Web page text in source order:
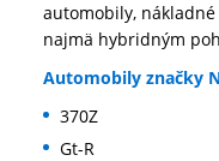
automobily,
najmä hybridným
Automobily značky
370Z
Gt-R